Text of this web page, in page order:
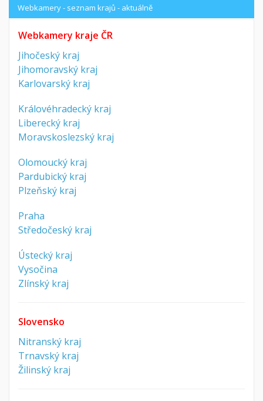
Webkamery - seznam krajů - aktuálně
Webkamery kraje ČR
Jihočeský kraj
Jihomoravský kraj
Karlovarský kraj
Královéhradecký kraj
Liberecký kraj
Moravskoslezský kraj
Olomoucký kraj
Pardubický kraj
Plzeňský kraj
Praha
Středočeský kraj
Ústecký kraj
Vysočina
Zlínský kraj
Slovensko
Nitranský kraj
Trnavský kraj
Žilinský kraj